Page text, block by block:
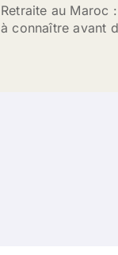
Retraite au Maroc
à connaître avant